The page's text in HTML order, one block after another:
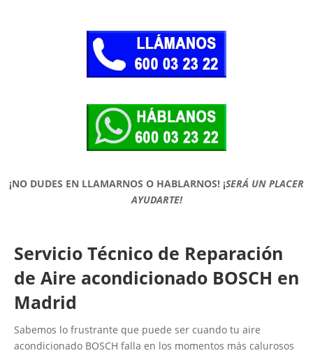
¡NO DUDES EN LLAMARNOS O HABLARNOS! ¡SERÁ UN PLACER
AYUDARTE!
Servicio Técnico de Reparación
de Aire acondicionado BOSCH en
Madrid
Sabemos lo frustrante que puede ser cuando tu aire
acondicionado BOSCH falla en los momentos más calurosos